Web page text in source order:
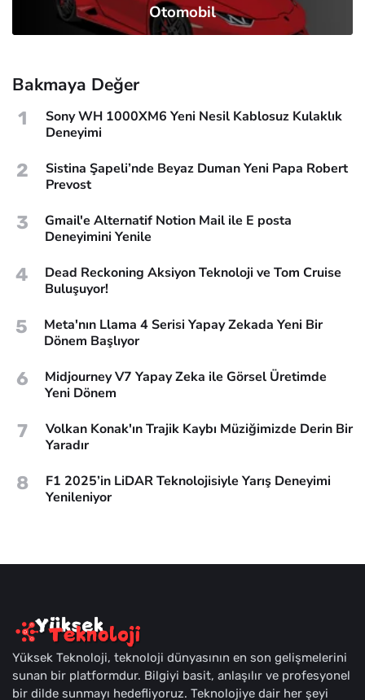
Otomobil
Bakmaya Değer
1
Sony WH 1000XM6 Yeni Nesil Kablosuz Kulaklık
Deneyimi
2
Sistina Şapeli’nde Beyaz Duman Yeni Papa Robert
Prevost
3
Gmail'e Alternatif Notion Mail ile E posta
Deneyimini Yenile
4
Dead Reckoning Aksiyon Teknoloji ve Tom Cruise
Buluşuyor!
5
Meta'nın Llama 4 Serisi Yapay Zekada Yeni Bir
Dönem Başlıyor
6
Midjourney V7 Yapay Zeka ile Görsel Üretimde
Yeni Dönem
7
Volkan Konak'ın Trajik Kaybı Müziğimizde Derin Bir
Yaradır
8
F1 2025’in LiDAR Teknolojisiyle Yarış Deneyimi
Yenileniyor
Yüksek Teknoloji, teknoloji dünyasının en son gelişmelerini
sunan bir platformdur. Bilgiyi basit, anlaşılır ve profesyonel
bir dilde sunmayı hedefliyoruz. Teknolojiye dair her şeyi